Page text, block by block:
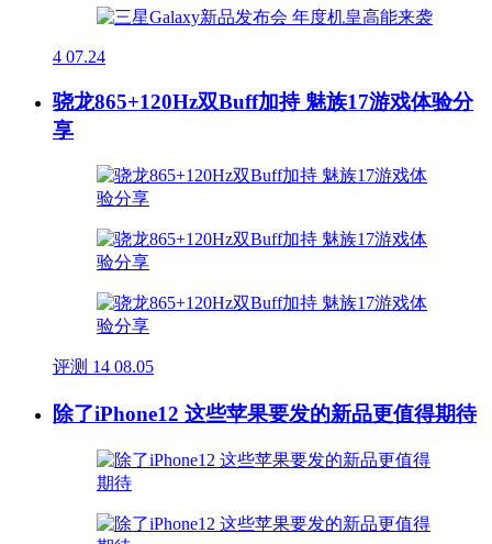
4 07.24
骁龙865+120Hz双Buff加持 魅族17游戏体验分
享
评测 14 08.05
除了iPhone12 这些苹果要发的新品更值得期待